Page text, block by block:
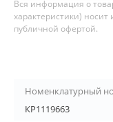
Вся информация о
характеристики)
публичной офертой.
Номенклатурный
КР1119663